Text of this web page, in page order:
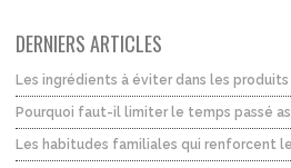
DERNIERS ARTICLES
Les ingrédients à éviter dans les
Pourquoi faut-il limiter le temps passé
Les habitudes familiales qui renforcent